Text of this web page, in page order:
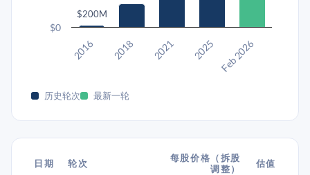
$200M
2016 2018 2021 2025 Feb 2026
$0
历史轮次 最新一轮
日期 轮次
每股价格（拆股
调整）
估值